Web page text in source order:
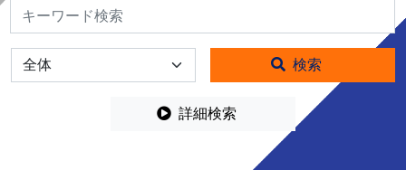
検索
全体 検索
詳細検索